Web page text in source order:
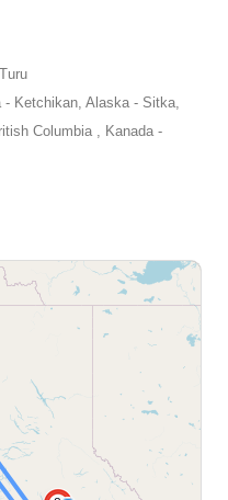
Ketchikan, Alaska - Sitka,
Columbia , Kanada -